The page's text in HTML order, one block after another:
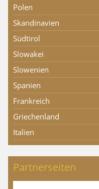
Polen
Skandinavien
Südtirol
Slowakei
Slowenien
Spanien
Frankreich
Griechenland
Italien
Partnerseiten